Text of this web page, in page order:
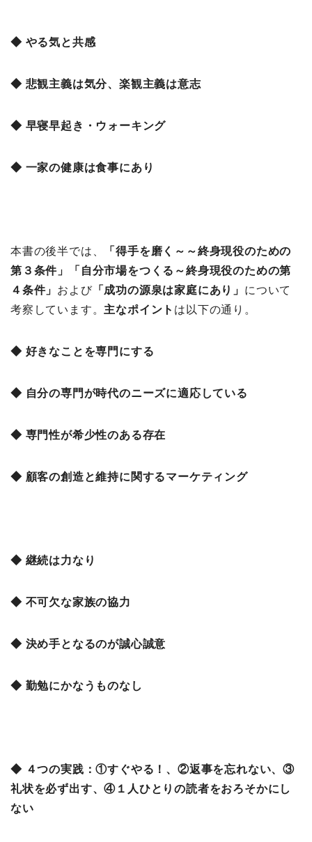
◆ やる気と共感
◆ 悲観主義は気分、楽観主義は意志
◆ 早寝早起き・ウォーキング
◆ 一家の健康は食事にあり
本書の後半では、 「得手を磨く～～終身現役のための
第３条件」「 自分市場をつくる～終身現役のための第
４条件」 および「 成功の源泉は家庭にあり」 について
考察しています。 主なポイント は以下の通り。
◆ 好きなことを専門にする
◆ 自分の専門が時代のニーズに適応している
◆ 専門性が希少性のある存在
◆ 顧客の創造と維持に関するマーケティング
◆ 継続は力なり
◆ 不可欠な家族の協力
◆ 決め手となるのが誠心誠意
◆ 勤勉にかなうものなし
◆ ４つの実践：①すぐやる！、②返事を忘れない、③
礼状を必ず出す、④１人ひとりの読者をおろそかにし
ない